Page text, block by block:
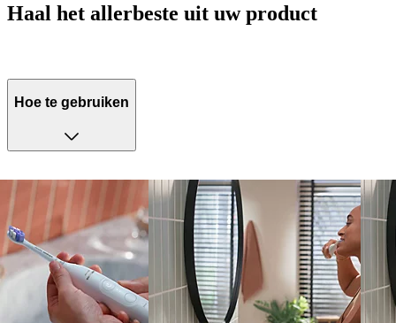
Haal het allerbeste uit uw product
Hoe te gebruiken